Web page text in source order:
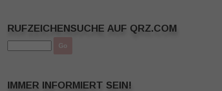
RUFZEICHENSUCHE AUF QRZ.COM
IMMER INFORMIERT SEIN!